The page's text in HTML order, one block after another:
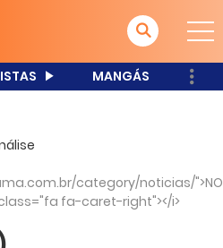
MANGÁS
category/noticias/
fa-caret-right"></i>